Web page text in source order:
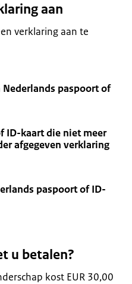
aan
verklaring aan te
paspoort of
ID-kaart die niet meer
afgegeven verklaring
paspoort of ID-
u betalen?
kost EUR 30,00